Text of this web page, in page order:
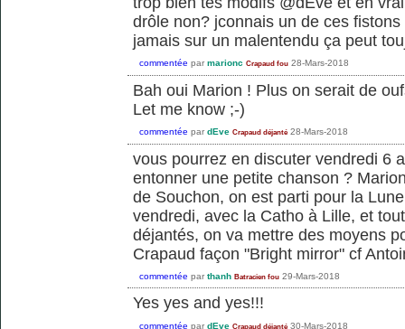
drôle non? jconnais un de ces
jamais sur un malentendu ça peut
commentée par marionc Crapaud fou 28-Mars-2018
Bah oui Marion ! Plus on serait de
Let me know ;-)
commentée par dEve Crapaud déjanté 28-Mars-2018
vous pourrez en discuter vendredi 6
entonner une petite chanson ?
de Souchon, on est parti pour la
vendredi, avec la Catho à Lille, et
déjantés, on va mettre des moyens
Crapaud façon "Bright mirror" cf
commentée par thanh Batracien fou 29-Mars-2018
Yes yes and yes!!!
commentée par dEve Crapaud déjanté 30-Mars-2018